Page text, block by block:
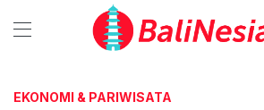
EKONOMI & PARIWISATA